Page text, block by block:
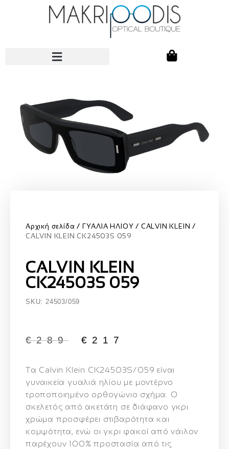
Αρχική σελίδα ΓΥΑΛΙΑ ΗΛΙΟΥ
CALVIN KLEIN
CALVIN KLEIN CK24503S 059
CALVIN KLEIN
CK24503S 059
SKU: 24503/059
€289 € 217
Τα Calvin Klein CK24503S/059 είναι
γυναικεία γυαλιά ηλίου με μοντέρνο
τροποποιημένο ορθογώνιο σχήμα. Ο
σκελετός από ακετάτη σε διάφανο γκρι
χρώμα προσφέρει στιβαρότητα και
κομψότητα, ενώ οι γκρι φακοί από νάιλον
παρέχουν 100% προστασία από τις